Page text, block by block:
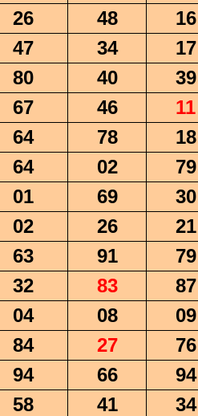
26 48
16
47 34
17
80 40
39
67 46
11
64 78
18
64 02
79
01 69
30
02 26
21
63 91
79
32 83
87
04 08
09
84 27
76
94 66
94
58 41
34